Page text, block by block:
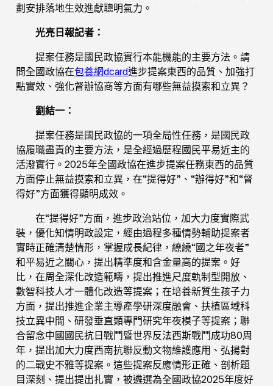
劃安排落地生效進獻聰明氣力。
光亮日報記者：
提案任務是國民政協實行本能機能的主要方法。請
問全國政協在包養網dcard進步提案東西的品質、加強打
點實效、強化督辦協商等方面有哪些無益摸索和立異？
劉結一：
提案任務是國民政協的一項全局性任務，是國民政
協履職盡責的主要方法，是全經過歷程國民平易近主的
活潑實行。2025年全國政協在進步提案任務東西的品質
方面停止無益摸索和立異，在“提得好”、“辦得好”和“督
得好”方面獲得顯明成效。
在“提得好”方面，進步政治站位，加大力度實際武
裝，優化知情明政設定，經由過程多種情勢輔助提案者
實時正確清楚情形，掌握成長紀律，繚繞“國之年夜者”
和平易近之關心，提出精準度和含金量高的提案。好
比，在周全深化改造範疇，提出推進尺度軌制型開放、
數智科技人才一體化改造等提案；在培養新質生孩子力
方面，提出推進企業主導產學研深度融會、扶植區域科
技立異中間、研發垂直類專門研究年夜模子等提案；聯
合留念中國國民抗日戰鬥暨世界反法西斯戰鬥成功80周
年，提出加大力度西南抗聯反動文物維護應用、弘揚對
的二戰史不雅等提案。這些提案反應情形正確、剖析題
目深刻、提出提出扎實，被遴選為全國政協2025年度好